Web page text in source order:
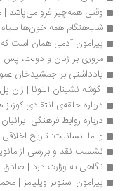
وقتی همه‌چیز فرو می‌پاشد |
شب‌هنگام همه خون‌ها سیاه است
پیرامون آدمی همان است که
مروری بر زنان و دولت، پس از
یادداشتی بر جمشیدخان عمویم |
گوشه نشینان آلتونا | ژان پل سارتر
درباره حلقه‌ی انتقادی کوزنز هوی |
درباره روابط فرهنگی ایرانیان و
و اما انسانیت: تاریخ اخلاقی
نشست نقد و بررسی از مانویت
نگاهی به وزارت درد | صادق وفایی
پیرامون استونر ویلیامز | محمدامین